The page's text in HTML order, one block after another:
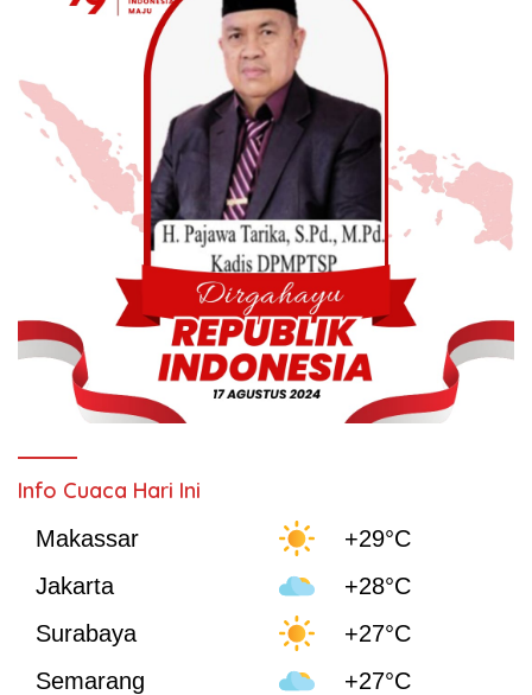
Info Cuaca Hari Ini
Makassar
+29°C
Jakarta
+28°C
Surabaya
+27°C
Semarang
+27°C